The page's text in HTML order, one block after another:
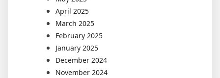
April 2025
March 2025
February 2025
January 2025
December 2024
November 2024